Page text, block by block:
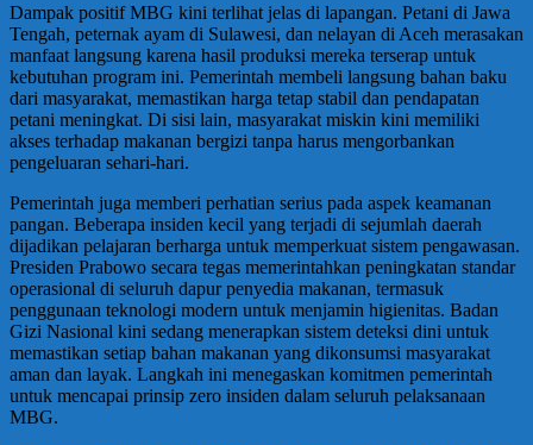
Dampak positif MBG kini terlihat jelas di lapangan. Petani di Jawa
Tengah, peternak ayam di Sulawesi, dan nelayan di Aceh merasakan
manfaat langsung karena hasil produksi mereka terserap untuk
kebutuhan program ini. Pemerintah membeli langsung bahan baku
dari masyarakat, memastikan harga tetap stabil dan pendapatan
petani meningkat. Di sisi lain, masyarakat miskin kini memiliki
akses terhadap makanan bergizi tanpa harus mengorbankan
pengeluaran sehari-hari.
Pemerintah juga memberi perhatian serius pada aspek keamanan
pangan. Beberapa insiden kecil yang terjadi di sejumlah daerah
dijadikan pelajaran berharga untuk memperkuat sistem pengawasan.
Presiden Prabowo secara tegas memerintahkan peningkatan standar
operasional di seluruh dapur penyedia makanan, termasuk
penggunaan teknologi modern untuk menjamin higienitas. Badan
Gizi Nasional kini sedang menerapkan sistem deteksi dini untuk
memastikan setiap bahan makanan yang dikonsumsi masyarakat
aman dan layak. Langkah ini menegaskan komitmen pemerintah
untuk mencapai prinsip zero insiden dalam seluruh pelaksanaan
MBG.